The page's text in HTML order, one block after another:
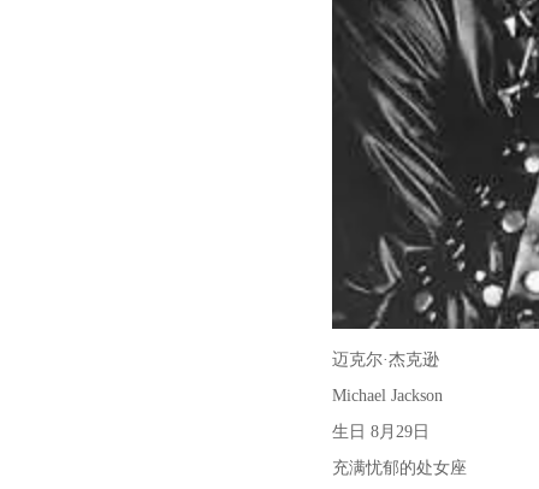
迈克尔·杰克逊
Michael Jackson
生日 8月29日
充满忧郁的处女座